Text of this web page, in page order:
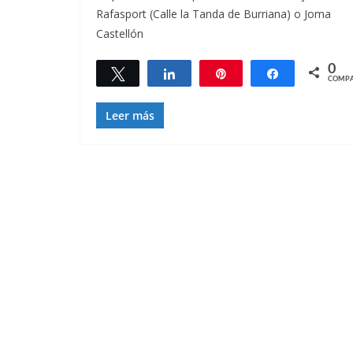
Rafasport (Calle la Tanda de Burriana) o Joma
Castellón
Twittear Compartir Compartir
0
Leer más